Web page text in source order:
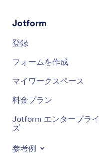
Jotform
登録
フォームを作成
マイワークスペース
料金プラン
Jotform エンタープライ
ズ
参考例